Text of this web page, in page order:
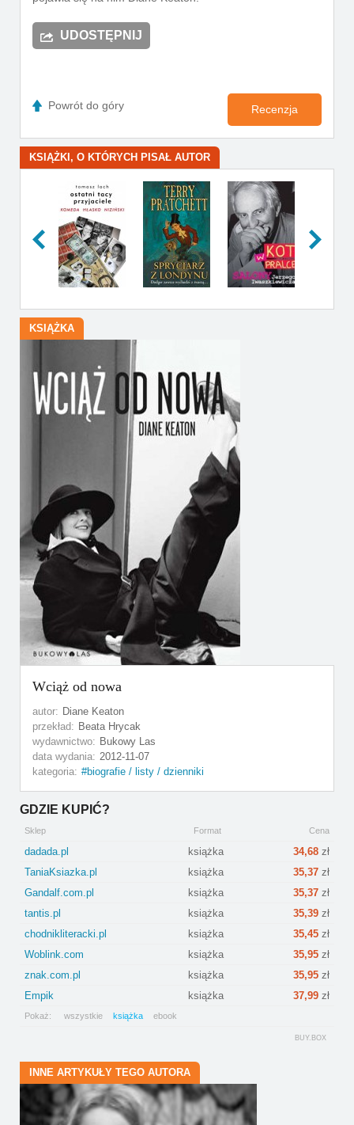
UDOSTĘPNIJ
Powrót do góry Recenzja
KSIĄŻKI, O KTÓRYCH PISAŁ AUTOR
KSIĄŻKA
Wciąż od nowa
autor: Diane Keaton
przekład: Beata Hrycak
wydawnictwo: Bukowy Las
data wydania: 2012-11-07
kategoria:
biografie / listy / dzienniki
GDZIE KUPIĆ?
Sklep Format Cena
dadada.pl książka 34,68zł
TaniaKsiazka.pl
książka 35,37zł
Gandalf.com.pl
książka 35,37zł
tantis.pl
książka 35,39zł
chodnikliteracki.pl
książka 35,45zł
Woblink.com
książka 35,95zł
znak.com.pl
książka 35,95zł
Empik
książka 37,99zł
Pokaż: wszystkie książka ebook
BUY.BOX
INNE ARTYKUŁY TEGO AUTORA